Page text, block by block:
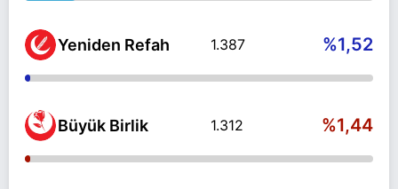
Yeniden Refah 1.387 %1,52
Büyük Birlik 1.312 %1,44